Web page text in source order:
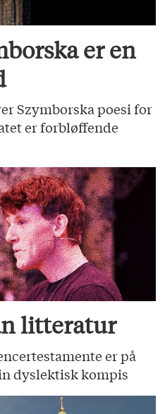
er en
Szymborska poesi for
er forbløffende
litteratur
er på
dyslektisk kompis